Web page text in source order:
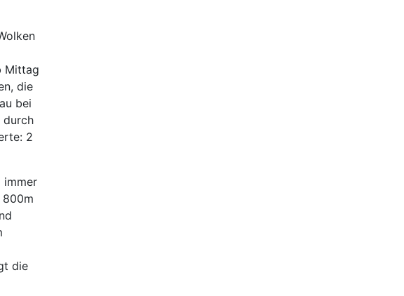
Mittag
die
bei
durch
2
immer
800m
die